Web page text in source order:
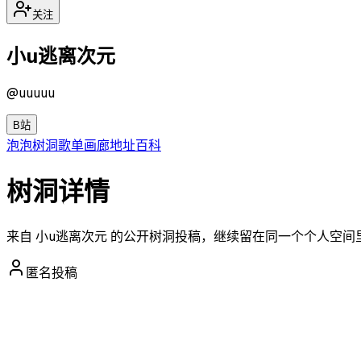
关注
小u逃离次元
@uuuuu
B站
泡泡树洞歌单画廊地址百科
树洞详情
来自 小u逃离次元 的公开树洞投稿，继续留在同一个个人空间
匿名投稿